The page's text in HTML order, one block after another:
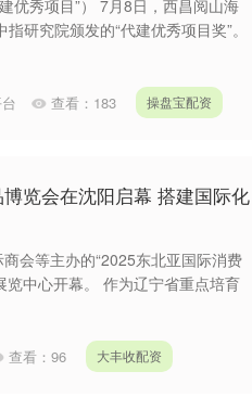
优秀项目”） 7月8日，西昌阅山海
研究院颁发的“代建优秀项目奖”。
查看： 183 操盘宝配资
览会在沈阳启幕 搭建国际化
会等主办的“2025东北亚国际消费
览中心开幕。 作为辽宁省重点培育
查看： 96 大丰收配资